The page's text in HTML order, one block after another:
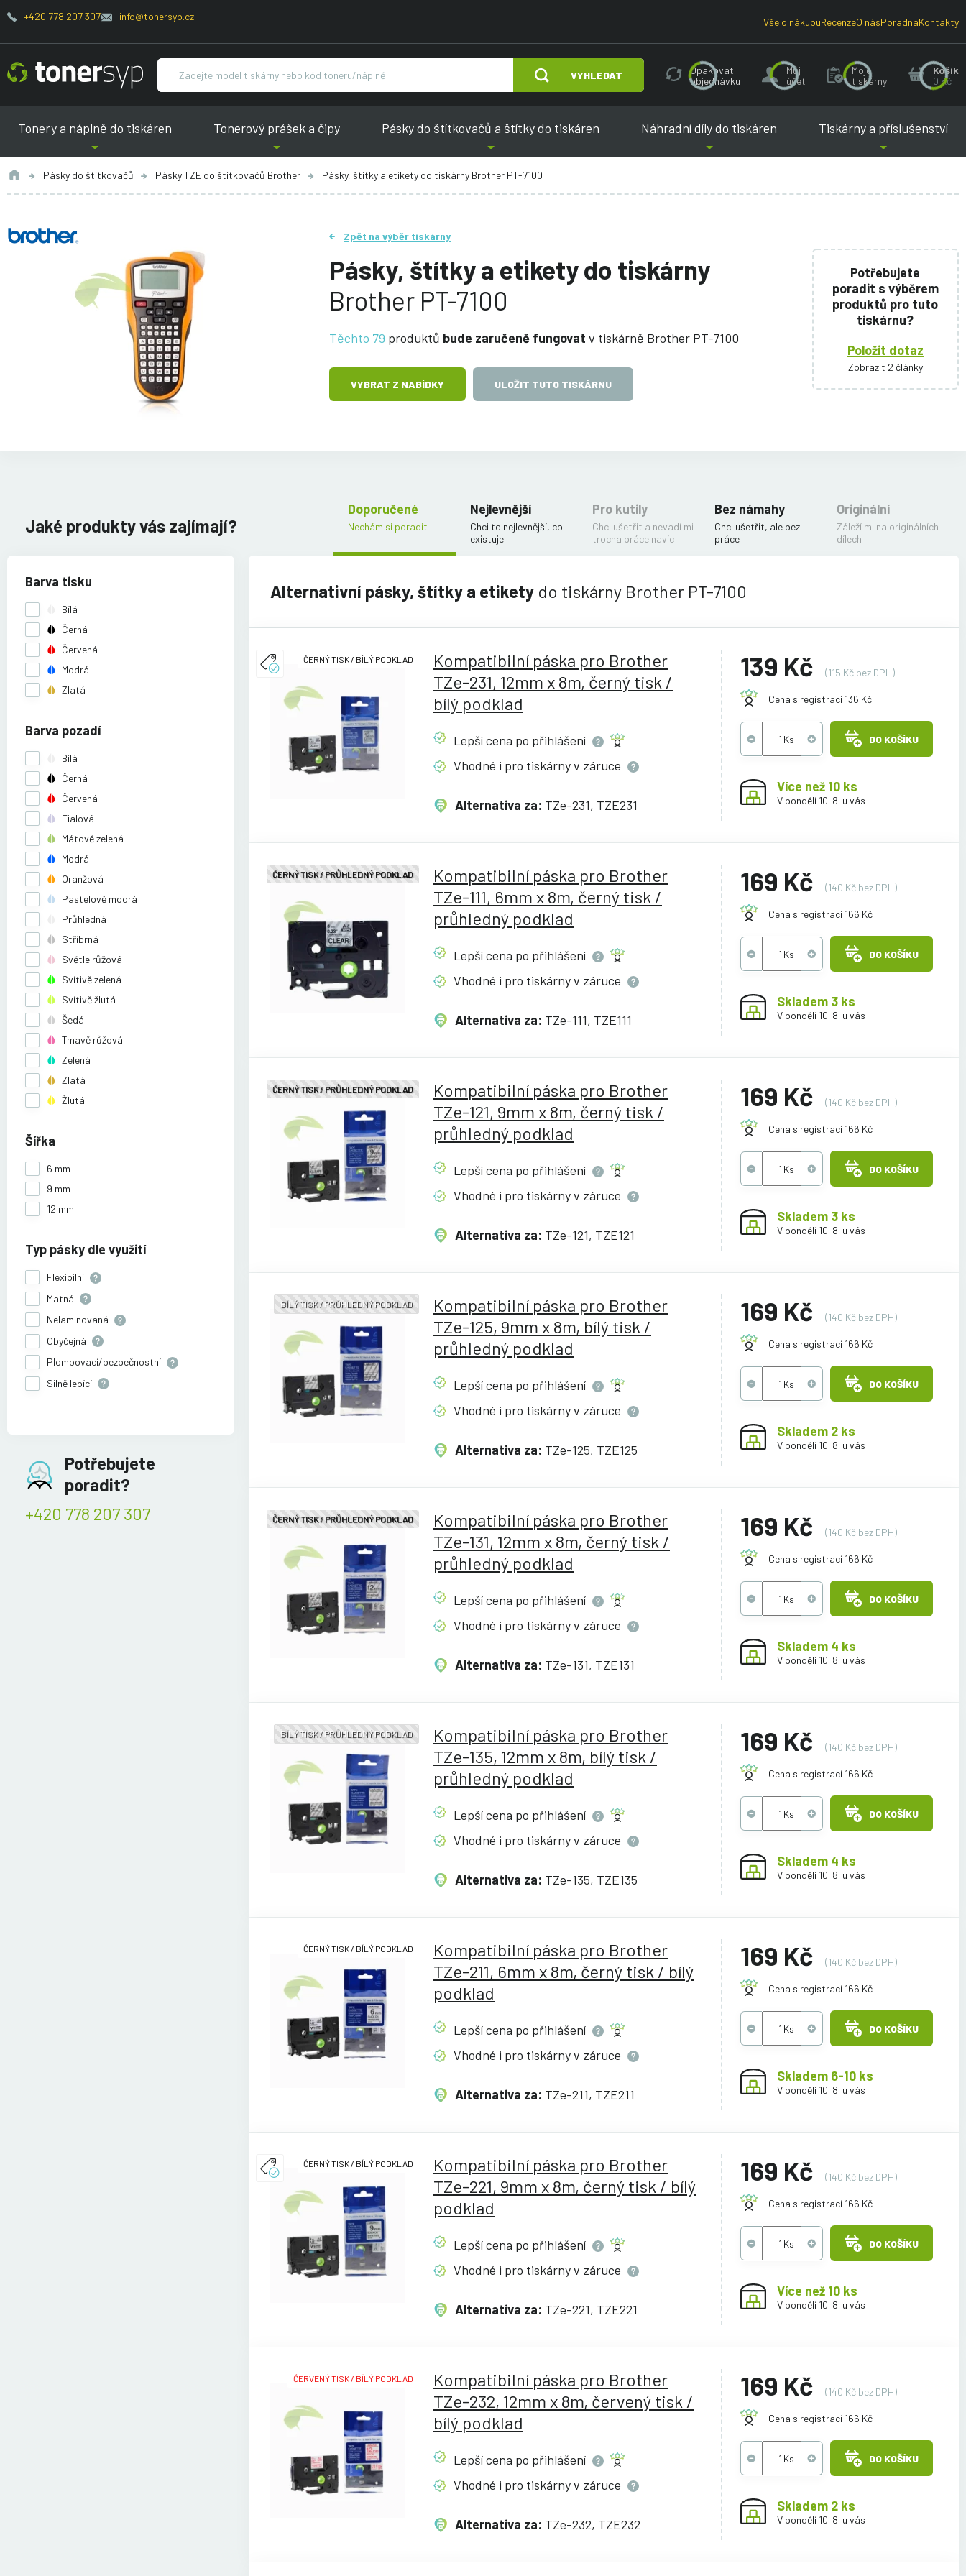
+420 778 207 307 info@tonersyp.cz Vše o nákupuRecenzeO násPoradnaKontakty
VYHLEDAT
Opakovat
objednávku
Můj
účet
Moje
tiskárny
Košík
0 Kč
Tonery a náplně do tiskáren Tonerový prášek a čipy Pásky do štítkovačů a štítky do tiskáren Náhradní díly do tiskáren Tiskárny a příslušenství
Pásky do štítkovačů Pásky TZE do štítkovačů Brother Pásky, štítky a etikety do tiskárny Brother PT-7100
Zpět na výběr tiskárny
Pásky, štítky a etikety do tiskárny
Brother PT-7100
Těchto 79 produktů bude zaručeně fungovat v tiskárně Brother PT-7100
VYBRAT Z NABÍDKY ULOŽIT TUTO TISKÁRNU
Potřebujete
poradit s výběrem
produktů pro tuto
tiskárnu?
Položit dotaz
Zobrazit 2 články
Jaké produkty vás zajímají?
Barva tisku
Bílá
Černá
Červená
Modrá
Zlatá
Barva pozadí
Bílá
Černá
Červená
Fialová
Mátově zelená
Modrá
Oranžová
Pastelově modrá
Průhledná
Stříbrná
Světle růžová
Svítivě zelená
Svítivě žlutá
Šedá
Tmavě růžová
Zelená
Zlatá
Žlutá
Šířka
6 mm
9 mm
12 mm
Typ pásky dle využití
Flexibilní
Matná
Nelaminovaná
Obyčejná
Plombovací/bezpečnostní
Silně lepící
Potřebujete
poradit?
+420 778 207 307
Doporučené
Nechám si poradit
Nejlevnější
Chci to nejlevnější, co
existuje
Pro kutily
Chci ušetřit a nevadí mi
trocha práce navíc
Bez námahy
Chci ušetřit, ale bez
práce
Originální
Záleží mi na originálních
dílech
Alternativní pásky, štítky a etikety do tiskárny Brother PT-7100
ČERNÝ TISK / BÍLÝ PODKLAD
Kompatibilní páska pro Brother
TZe-231, 12mm x 8m, černý tisk /
bílý podklad
Lepší cena po přihlášení
Vhodné i pro tiskárny v záruce
Alternativa za: TZe-231, TZE231
139 Kč (115 Kč bez DPH)
Cena s registrací 136 Kč
DO KOŠÍKU
Více než 10 ks
V pondělí 10. 8. u vás
ČERNÝ TISK / PRŮHLEDNÝ PODKLAD
Kompatibilní páska pro Brother
TZe-111, 6mm x 8m, černý tisk /
průhledný podklad
Lepší cena po přihlášení
Vhodné i pro tiskárny v záruce
Alternativa za: TZe-111, TZE111
169 Kč (140 Kč bez DPH)
Cena s registrací 166 Kč
DO KOŠÍKU
Skladem 3 ks
V pondělí 10. 8. u vás
ČERNÝ TISK / PRŮHLEDNÝ PODKLAD
Kompatibilní páska pro Brother
TZe-121, 9mm x 8m, černý tisk /
průhledný podklad
Lepší cena po přihlášení
Vhodné i pro tiskárny v záruce
Alternativa za: TZe-121, TZE121
169 Kč (140 Kč bez DPH)
Cena s registrací 166 Kč
DO KOŠÍKU
Skladem 3 ks
V pondělí 10. 8. u vás
BÍLÝ TISK / PRŮHLEDNÝ PODKLAD
Kompatibilní páska pro Brother
TZe-125, 9mm x 8m, bílý tisk /
průhledný podklad
Lepší cena po přihlášení
Vhodné i pro tiskárny v záruce
Alternativa za: TZe-125, TZE125
169 Kč (140 Kč bez DPH)
Cena s registrací 166 Kč
DO KOŠÍKU
Skladem 2 ks
V pondělí 10. 8. u vás
ČERNÝ TISK / PRŮHLEDNÝ PODKLAD
Kompatibilní páska pro Brother
TZe-131, 12mm x 8m, černý tisk /
průhledný podklad
Lepší cena po přihlášení
Vhodné i pro tiskárny v záruce
Alternativa za: TZe-131, TZE131
169 Kč (140 Kč bez DPH)
Cena s registrací 166 Kč
DO KOŠÍKU
Skladem 4 ks
V pondělí 10. 8. u vás
BÍLÝ TISK / PRŮHLEDNÝ PODKLAD
Kompatibilní páska pro Brother
TZe-135, 12mm x 8m, bílý tisk /
průhledný podklad
Lepší cena po přihlášení
Vhodné i pro tiskárny v záruce
Alternativa za: TZe-135, TZE135
169 Kč (140 Kč bez DPH)
Cena s registrací 166 Kč
DO KOŠÍKU
Skladem 4 ks
V pondělí 10. 8. u vás
ČERNÝ TISK / BÍLÝ PODKLAD
Kompatibilní páska pro Brother
TZe-211, 6mm x 8m, černý tisk / bílý
podklad
Lepší cena po přihlášení
Vhodné i pro tiskárny v záruce
Alternativa za: TZe-211, TZE211
169 Kč (140 Kč bez DPH)
Cena s registrací 166 Kč
DO KOŠÍKU
Skladem 6-10 ks
V pondělí 10. 8. u vás
ČERNÝ TISK / BÍLÝ PODKLAD
Kompatibilní páska pro Brother
TZe-221, 9mm x 8m, černý tisk / bílý
podklad
Lepší cena po přihlášení
Vhodné i pro tiskárny v záruce
Alternativa za: TZe-221, TZE221
169 Kč (140 Kč bez DPH)
Cena s registrací 166 Kč
DO KOŠÍKU
Více než 10 ks
V pondělí 10. 8. u vás
ČERVENÝ TISK / BÍLÝ PODKLAD
Kompatibilní páska pro Brother
TZe-232, 12mm x 8m, červený tisk /
bílý podklad
Lepší cena po přihlášení
Vhodné i pro tiskárny v záruce
Alternativa za: TZe-232, TZE232
169 Kč (140 Kč bez DPH)
Cena s registrací 166 Kč
DO KOŠÍKU
Skladem 2 ks
V pondělí 10. 8. u vás